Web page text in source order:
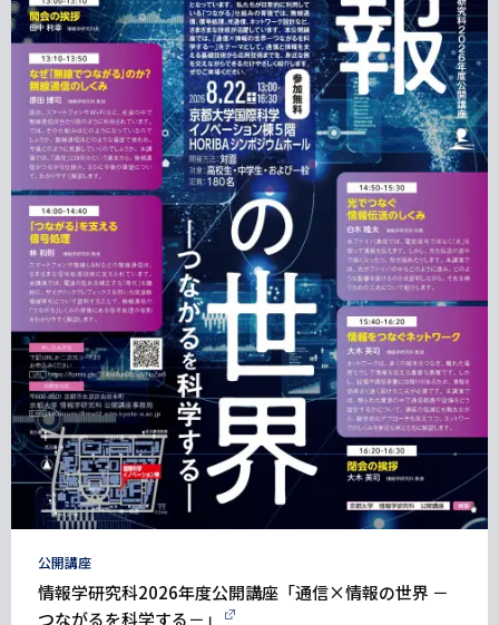
タ
グ
公開講座
情報学研究科2026年度公開講座「通信×情報の世界 －
つながるを科学する－」